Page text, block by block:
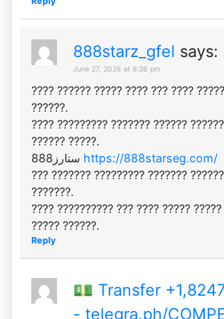
888starz_gfel says:
June 27, 2026 at 8:26 pm
???? ?????? ????? ???? ??? ????
??????.
???? ????????? ??????? ??????
?????? ?????.
https://888starseg.com/
??? ??????? ????????? ???????
???????.
???? ?????????? ??? ???? ?????
????? ??????.
Reply
💵 Transfer
- telegra.ph/